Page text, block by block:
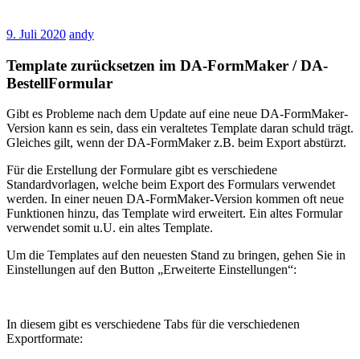
9. Juli 2020 andy
Template zurücksetzen im DA-FormMaker / DA-
BestellFormular
Gibt es Probleme nach dem Update auf eine neue DA-FormMaker-
Version kann es sein, dass ein veraltetes Template daran schuld trägt.
Gleiches gilt, wenn der DA-FormMaker z.B. beim Export abstürzt.
Für die Erstellung der Formulare gibt es verschiedene
Standardvorlagen, welche beim Export des Formulars verwendet
werden. In einer neuen DA-FormMaker-Version kommen oft neue
Funktionen hinzu, das Template wird erweitert. Ein altes Formular
verwendet somit u.U. ein altes Template.
Um die Templates auf den neuesten Stand zu bringen, gehen Sie in
Einstellungen auf den Button „Erweiterte Einstellungen“:
In diesem gibt es verschiedene Tabs für die verschiedenen
Exportformate: